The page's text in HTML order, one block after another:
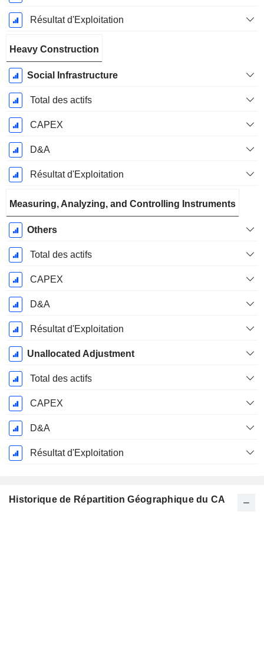
Résultat d'Exploitation
Heavy Construction
Social Infrastructure
Total des actifs
CAPEX
D&A
Résultat d'Exploitation
Measuring, Analyzing, and Controlling Instruments
Others
Total des actifs
CAPEX
D&A
Résultat d'Exploitation
Unallocated Adjustment
Total des actifs
CAPEX
D&A
Résultat d'Exploitation
Historique de Répartition Géographique du CA